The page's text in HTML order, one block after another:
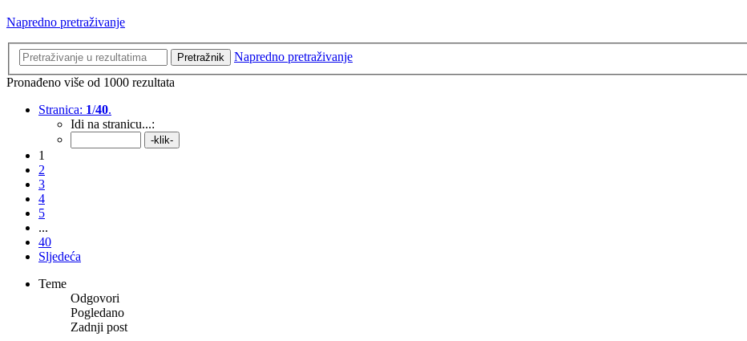
Napredno pretraživanje
Pretražnik
Napredno pretraživanje
Pronađeno više od 1000 rezultata
Stranica: 1/40.
Idi na stranicu...:
1
2
3
4
5
...
40
Sljedeća
Teme
Odgovori
Pogledano
Zadnji post